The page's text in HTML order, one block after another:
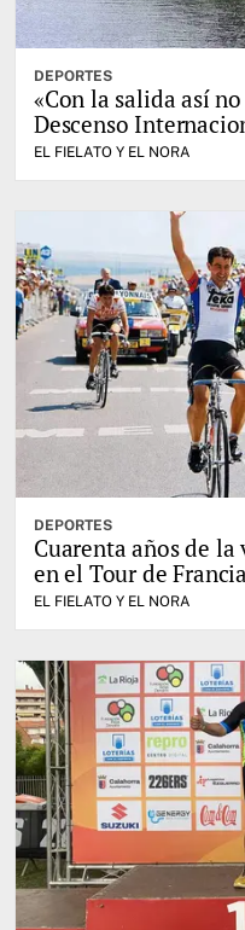
DEPORTES
«Con la salida así
Descenso
EL FIELATO Y EL NORA
DEPORTES
Cuarenta años de
en el Tour de Francia
EL FIELATO Y EL NORA